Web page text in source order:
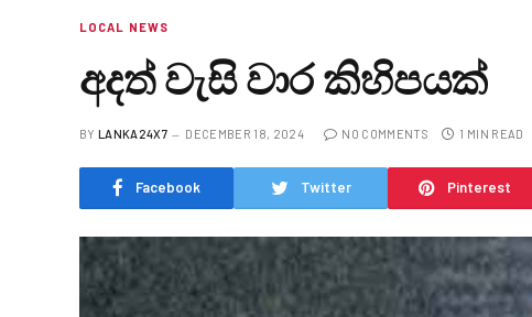
LOCAL NEWS
අදත් වැසි වාර කිහිපයක්
BY LANKA24X7 DECEMBER 18, 2024 NO COMMENTS 1 MIN READ
Facebook Twitter Pinterest